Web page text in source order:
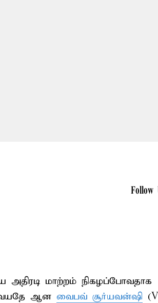
Follow
அதிரடி மாற்றம் நிகழப்போவதாக
வயதே ஆன வைபவ் சூர்யவன்ஷி